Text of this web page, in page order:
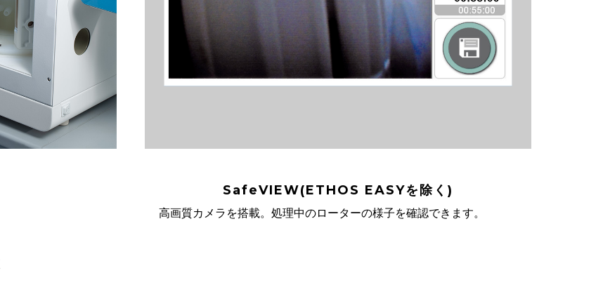
SafeVIEW(ETHOS EASYを除く)
高画質カメラを搭載。処理中のローターの様子を確認できます。